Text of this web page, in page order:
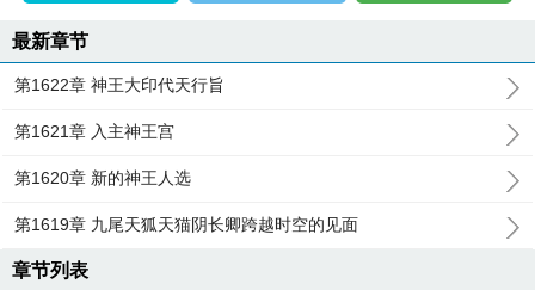
最新章节
第1622章 神王大印代天行旨
第1621章 入主神王宫
第1620章 新的神王人选
第1619章 九尾天狐天猫阴长卿跨越时空的见面
章节列表